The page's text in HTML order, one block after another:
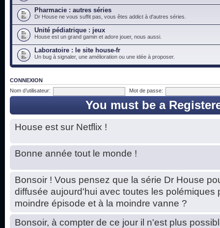
Pharmacie : autres séries
Dr House ne vous suffit pas, vous êtes addict à d'autres séries.
Unité pédiatrique : jeux
House est un grand gamin et adore jouer, nous aussi.
Laboratoire : le site house-fr
Un bug à signaler, une amélioration ou une idée à proposer.
CONNEXION
Nom d’utilisateur:
Mot de passe:
You must be a
House est sur Netflix !
Bonne année tout le monde !
Bonsoir ! Vous pensez que la série Dr House
diffusée aujourd'hui avec toutes les polémiques
moindre épisode et à la moindre vanne ?
Bonsoir, à compter de ce jour il n'est plus